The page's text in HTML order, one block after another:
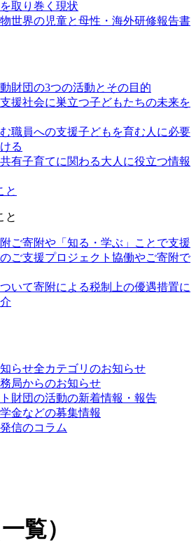
取り巻く現状
世界の児童と母性・海外研修報告書
財団の3つの活動とその目的
援社会に巣立つ子どもたちの未来を
職員への支援子どもを育む人に必要
る
有子育てに関わる大人に役立つ情報
と
と
ご寄附や「知る・学ぶ」ことで支援
ご支援プロジェクト協働やご寄附で
いて寄附による税制上の優遇措置に
らせ全カテゴリのお知らせ
局からのお知らせ
財団の活動の新着情報・報告
金などの募集情報
信のコラム
覧）